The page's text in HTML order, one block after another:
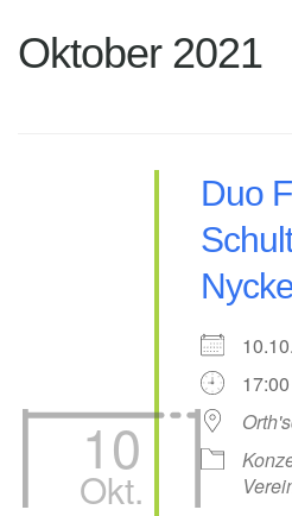
Oktober 2021
10
Okt.
Duo